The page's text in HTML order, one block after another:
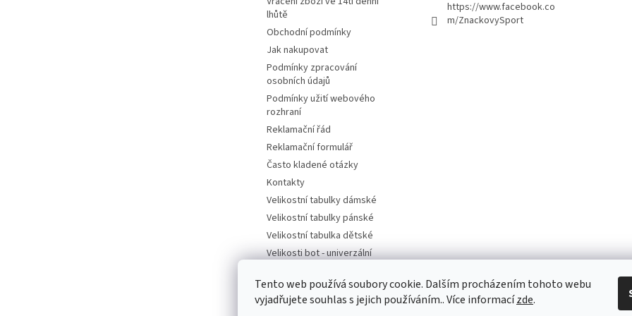
Tento web používá soubory cookie. Dalším procházením tohoto webu
vyjadřujete souhlas s jejich používáním.. Více informacízde.
lhůtě
Obchodní podmínky
Jak nakupovat
Podmínky zpracování
osobních údajů
Podmínky užití webového
rozhraní
Reklamační řád
Reklamační formulář
Často kladené otázky
Kontakty
Velikostní tabulky dámské
Velikostní tabulky pánské
Velikostní tabulka dětské
Velikosti bot - univerzální
Velikosti bot - dle značek
https://www.facebook.co
m/ZnackovySport